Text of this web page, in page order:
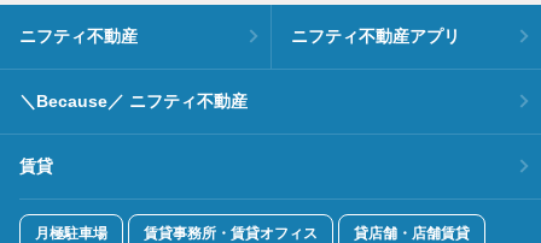
ニフティ不動産 ニフティ不動産アプリ
＼Because／ ニフティ不動産
賃貸
月極駐車場 賃貸事務所・賃貸オフィス 貸店舗・店舗賃貸